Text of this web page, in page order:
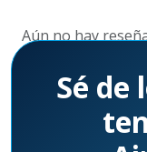
Aún no hay
Sé de